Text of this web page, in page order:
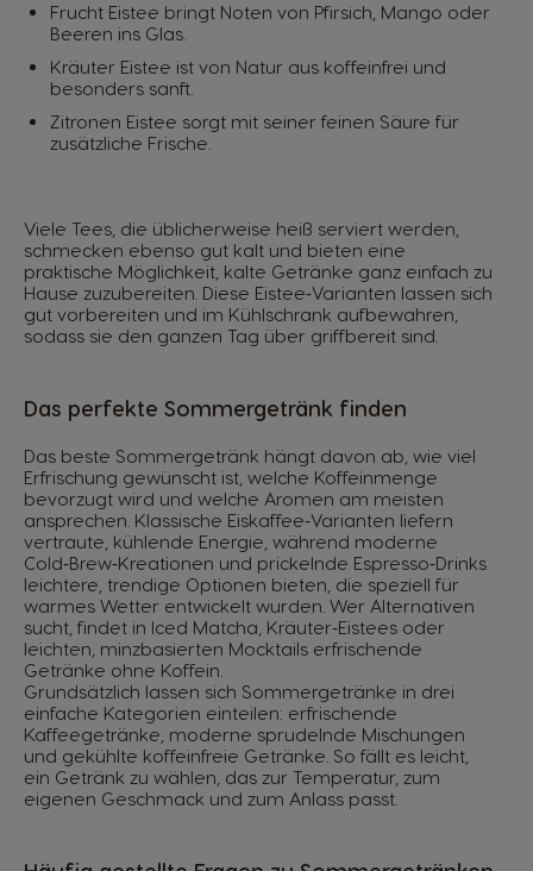
Frucht Eistee bringt Noten von Pfirsich, Mango oder
Beeren ins Glas.
Kräuter Eistee ist von Natur aus koffeinfrei und
besonders sanft.
Zitronen Eistee sorgt mit seiner feinen Säure für
zusätzliche Frische.
Viele Tees, die üblicherweise heiß serviert werden,
schmecken ebenso gut kalt und bieten eine
praktische Möglichkeit, kalte Getränke ganz einfach zu
Hause zuzubereiten. Diese Eistee‑Varianten lassen sich
gut vorbereiten und im Kühlschrank aufbewahren,
sodass sie den ganzen Tag über griffbereit sind.
Das perfekte Sommergetränk finden
Das beste Sommergetränk hängt davon ab, wie viel
Erfrischung gewünscht ist, welche Koffeinmenge
bevorzugt wird und welche Aromen am meisten
ansprechen. Klassische Eiskaffee‑Varianten liefern
vertraute, kühlende Energie, während moderne
Cold‑Brew‑Kreationen und prickelnde Espresso‑Drinks
leichtere, trendige Optionen bieten, die speziell für
warmes Wetter entwickelt wurden. Wer Alternativen
sucht, findet in Iced Matcha, Kräuter‑Eistees oder
leichten, minzbasierten Mocktails erfrischende
Getränke ohne Koffein.
Grundsätzlich lassen sich Sommergetränke in drei
einfache Kategorien einteilen: erfrischende
Kaffeegetränke, moderne sprudelnde Mischungen
und gekühlte koffeinfreie Getränke. So fällt es leicht,
ein Getränk zu wählen, das zur Temperatur, zum
eigenen Geschmack und zum Anlass passt.